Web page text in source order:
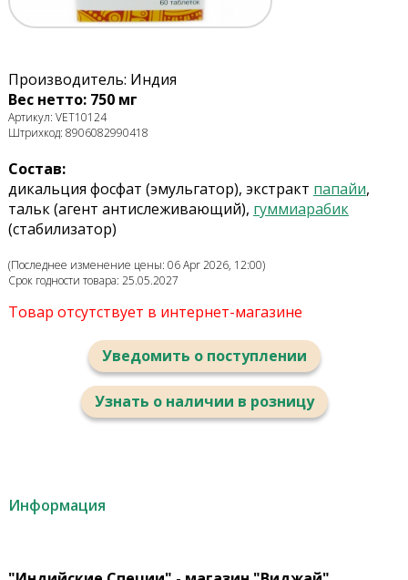
Производитель: Индия
Вес нетто: 750 мг
Артикул: VET10124
Штрихкод: 8906082990418
Состав:
дикальция фосфат (эмульгатор), экстракт папайи,
тальк (агент антислеживающий), гуммиарабик
(стабилизатор)
(Последнее изменение цены: 06 Apr 2026, 12:00)
Срок годности товара: 25.05.2027
Товар отсутствует в интернет-магазине
Уведомить о поступлении
Узнать о наличии в розницу
Информация